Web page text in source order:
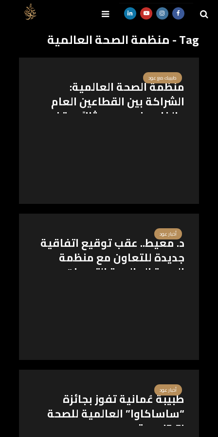
Tag - منظمة الصحة العالمية
طبيبك مع عود
منظمة الصحة العالمية:
الشراكة بين القطاعين العام
والخاص في مصر مثالاً يحتذى
أخبار عود
د. معيط.. عقب توقيع اتفاقية
جديدة للتعاون مع منظمة
الصحة العالمية:التحديات
أخبار عود
طبيبة عُمانية تفوز بجائزة
“ساساكاوا” العالمية للصحة
٢٠٢١|صورة